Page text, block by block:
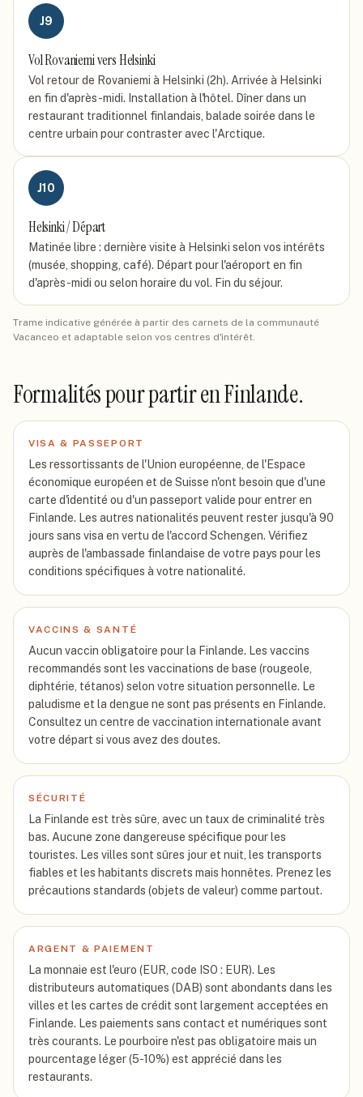
J9
Vol Rovaniemi vers Helsinki
Vol retour de Rovaniemi à Helsinki (2h). Arrivée à Helsinki
en fin d'après-midi. Installation à l'hôtel. Dîner dans un
restaurant traditionnel finlandais, balade soirée dans le
centre urbain pour contraster avec l'Arctique.
J10
Helsinki / Départ
Matinée libre : dernière visite à Helsinki selon vos intérêts
(musée, shopping, café). Départ pour l'aéroport en fin
d'après-midi ou selon horaire du vol. Fin du séjour.
Trame indicative générée à partir des carnets de la communauté
Vacanceo et adaptable selon vos centres d'intérêt.
Formalités pour partiren Finlande.
VISA & PASSEPORT
Les ressortissants de l'Union européenne, de l'Espace
économique européen et de Suisse n'ont besoin que d'une
carte d'identité ou d'un passeport valide pour entrer en
Finlande. Les autres nationalités peuvent rester jusqu'à 90
jours sans visa en vertu de l'accord Schengen. Vérifiez
auprès de l'ambassade finlandaise de votre pays pour les
conditions spécifiques à votre nationalité.
VACCINS & SANTÉ
Aucun vaccin obligatoire pour la Finlande. Les vaccins
recommandés sont les vaccinations de base (rougeole,
diphtérie, tétanos) selon votre situation personnelle. Le
paludisme et la dengue ne sont pas présents en Finlande.
Consultez un centre de vaccination internationale avant
votre départ si vous avez des doutes.
SÉCURITÉ
La Finlande est très sûre, avec un taux de criminalité très
bas. Aucune zone dangereuse spécifique pour les
touristes. Les villes sont sûres jour et nuit, les transports
fiables et les habitants discrets mais honnêtes. Prenez les
précautions standards (objets de valeur) comme partout.
ARGENT & PAIEMENT
La monnaie est l'euro (EUR, code ISO : EUR). Les
distributeurs automatiques (DAB) sont abondants dans les
villes et les cartes de crédit sont largement acceptées en
Finlande. Les paiements sans contact et numériques sont
très courants. Le pourboire n'est pas obligatoire mais un
pourcentage léger (5-10%) est apprécié dans les
restaurants.